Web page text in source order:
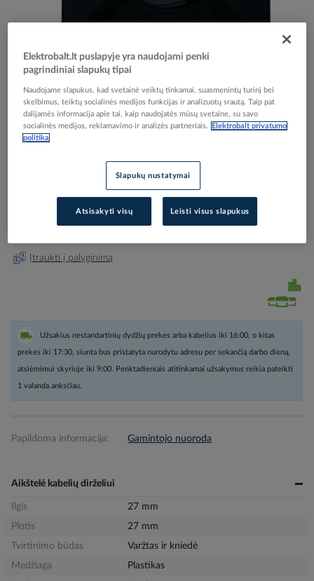
Skip
beginning
the
Reali prekė gali skirtis nuo pavaizduotos nuotraukoje
Laikiklis dirželiui 27x27mm prisukamas juodas PKB-
BS [100] - PROTEC
Elektrobalt prekės kodas
Gamintojo prekės kodas
Įtraukti į palyginimą
Užsakius nestandartinių dydžių prekes arba kabelius iki 16:00, o kitas
prekes iki 17:30, siunta bus pristatyta nurodytu adresu per sekančią darbo dieną,
atsiėmimui skyriuje iki 9:00. Penktadieniais atitinkamai užsakymus reikia pateikti
1 valanda anksčiau.
Papildoma informacija: Gamintojo nuoroda
Aikštelė kabelių dirželiui
Ilgis
27 mm
Plotis
27 mm
Tvirtinimo būdas
Varžtas ir kniedė
Medžiaga
Plastikas
Elektrobalt.lt puslapyje yra naudojami penki
pagrindiniai slapukų tipai
Naudojame slapukus, kad svetainė veiktų tinkamai, suasmenintų turinį bei
skelbimus, teiktų socialinės medijos funkcijas ir analizuotų srautą. Taip pat
dalijamės informacija apie tai, kaip naudojatės mūsų svetaine, su savo
socialinės medijos, reklamavimo ir analizės partneriais.
Elektrobalt privatumo
politika
Slapukų nustatymai
Atsisakyti visų Leisti visus slapukus